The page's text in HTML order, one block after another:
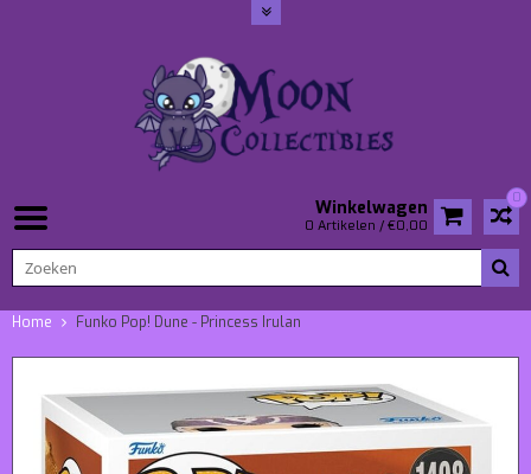
0
Winkelwagen
0 Artikelen / €0,00
Home Funko Pop! Dune - Princess Irulan